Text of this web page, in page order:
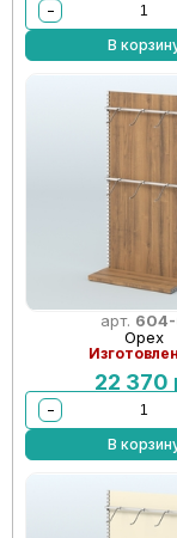
−
В
арт.
Орех
22 370
−
В